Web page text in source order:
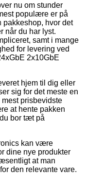
nu om stunder
populære er på
hvor det
når du har lyst.
samt i mange
for levering ved
2x10GbE
hjem til dig eller
sig for det meste en
prisbevidste
at hente pakken
bor tæt på
kan være
dine nye produkter
at man
den relevante vare.